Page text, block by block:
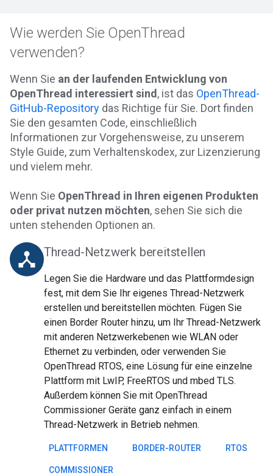
Wie werden Sie OpenThread
verwenden?
Wenn Sie an der laufenden Entwicklung von
OpenThread interessiert sind , ist das OpenThread-
GitHub-Repository das Richtige für Sie. Dort finden
Sie den gesamten Code, einschließlich
Informationen zur Vorgehensweise, zu unserem
Style Guide, zum Verhaltenskodex, zur Lizenzierung
und vielem mehr.
Wenn Sie OpenThread in Ihren eigenen Produkten
oder privat nutzen möchten, sehen Sie sich die
unten stehenden Optionen an.
device_hub Thread-Netzwerk bereitstellen
Legen Sie die Hardware und das Plattformdesign
fest, mit dem Sie Ihr eigenes Thread-Netzwerk
erstellen und bereitstellen möchten. Fügen Sie
einen Border Router hinzu, um Ihr Thread-Netzwerk
mit anderen Netzwerkebenen wie WLAN oder
Ethernet zu verbinden, oder verwenden Sie
OpenThread RTOS, eine Lösung für eine einzelne
Plattform mit LwIP, FreeRTOS und mbed TLS.
Außerdem können Sie mit OpenThread
Commissioner Geräte ganz einfach in einem
Thread-Netzwerk in Betrieb nehmen.
PLATTFORMEN BORDER-ROUTER RTOS
COMMISSIONER